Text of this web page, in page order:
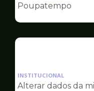
Poupatempo
INSTITUCIONAL
Alterar dados da